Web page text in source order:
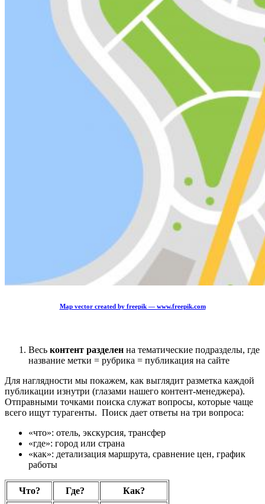
Map vector created by freepik — www.freepik.com
Весь контент разделен на тематические подразделы, где
название метки = рубрика = публикация на сайте
Для наглядности мы покажем, как выглядит разметка каждой
публикации изнутри (глазами нашего контент-менеджера).
Отправными точками поиска служат вопросы, которые чаще
всего ищут турагенты. Поиск дает ответы на три вопроса:
«что»: отель, экскурсия, трансфер
«где»: город или страна
«как»: детализация маршрута, сравнение цен, график
работы
Что? Где? Как?